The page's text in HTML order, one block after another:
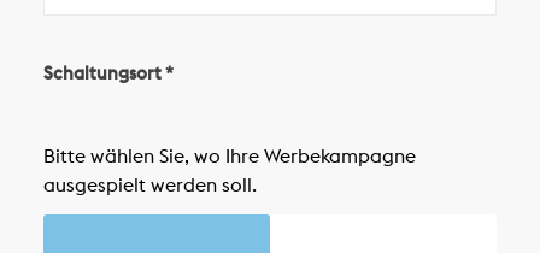
Schaltungsort *
Bitte wählen Sie, wo Ihre Werbekampagne
ausgespielt werden soll.